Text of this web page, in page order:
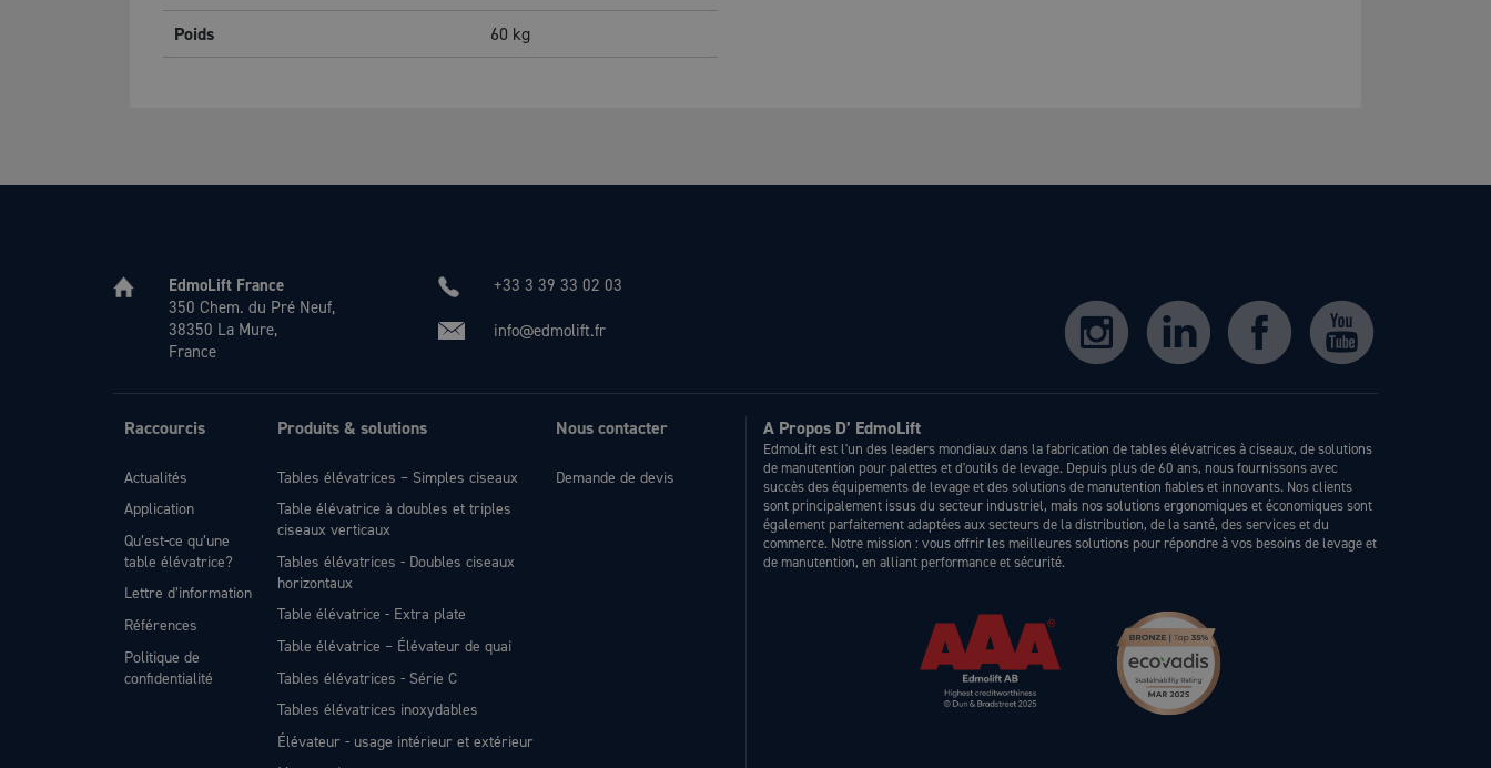
Poids
60 kg
EdmoLift France
350 Chem. du Pré Neuf,
38350 La Mure,
France
+33 3 39 33 02 03
info@edmolift.fr
Raccourcis
Actualités
Application
Qu’est-ce qu’une
table élévatrice?
Lettre d’information
Références
Politique de
confidentialité
Produits & solutions
Tables élévatrices – Simples ciseaux
Table élévatrice à doubles et triples
ciseaux verticaux
Tables élévatrices - Doubles ciseaux
horizontaux
Table élévatrice - Extra plate
Table élévatrice – Élévateur de quai
Tables élévatrices - Série C
Tables élévatrices inoxydables
Élévateur - usage intérieur et extérieur
Nous contacter
Demande de devis
A Propos D’ EdmoLift
EdmoLift est l'un des leaders mondiaux dans la fabrication de tables élévatrices à ciseaux, de solutions
de manutention pour palettes et d'outils de levage. Depuis plus de 60 ans, nous fournissons avec
succès des équipements de levage et des solutions de manutention fiables et innovants. Nos clients
sont principalement issus du secteur industriel, mais nos solutions ergonomiques et économiques sont
également parfaitement adaptées aux secteurs de la distribution, de la santé, des services et du
commerce. Notre mission : vous offrir les meilleures solutions pour répondre à vos besoins de levage et
de manutention, en alliant performance et sécurité.